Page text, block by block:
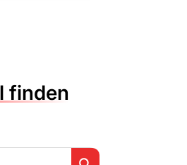
finden
Search Button